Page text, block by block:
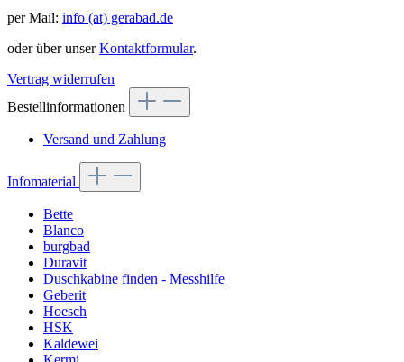
per Mail: info (at) gerabad.de
oder über unserKontaktformular.
Vertrag widerrufen
Bestellinformationen
Versand und Zahlung
Infomaterial
Bette
Blanco
burgbad
Duravit
Duschkabine finden - Messhilfe
Geberit
Hoesch
HSK
Kaldewei